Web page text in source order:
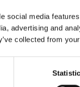
social media
advertising and
collected from
Airlines može
letova i
putovanju.